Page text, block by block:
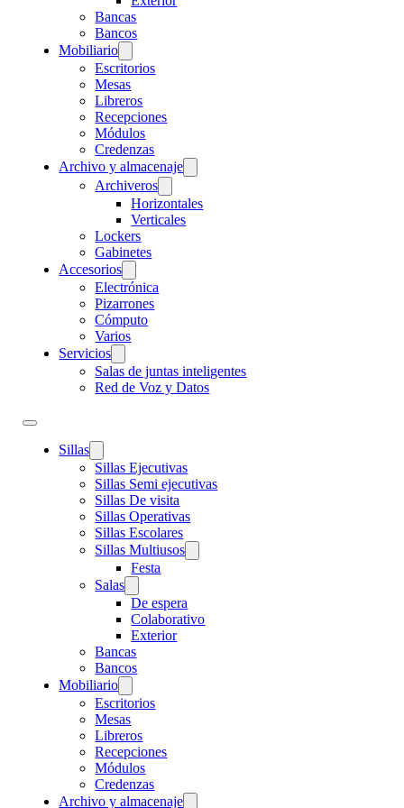
Bancas
Bancos
Mobiliario
Escritorios
Mesas
Libreros
Recepciones
Módulos
Credenzas
Archivo y almacenaje
Archiveros
Horizontales
Verticales
Lockers
Gabinetes
Accesorios
Electrónica
Pizarrones
Cómputo
Varios
Servicios
Salas de juntas inteligentes
Red de Voz y Datos
Sillas
Sillas Ejecutivas
Sillas Semi ejecutivas
Sillas De visita
Sillas Operativas
Sillas Escolares
Sillas Multiusos
Festa
Salas
De espera
Colaborativo
Exterior
Bancas
Bancos
Mobiliario
Escritorios
Mesas
Libreros
Recepciones
Módulos
Credenzas
Archivo y almacenaje